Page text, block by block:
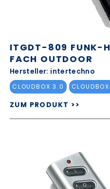
ITGDT-809 FUNK-
FACH OUTDOOR
Hersteller: intertechno
CLOUDBOX 3.0
ZUM PRODUKT >>